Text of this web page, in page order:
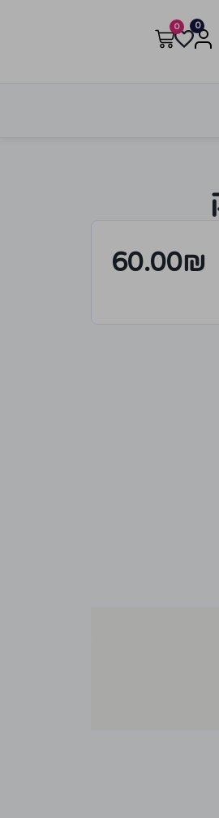
0
0
60.00₪